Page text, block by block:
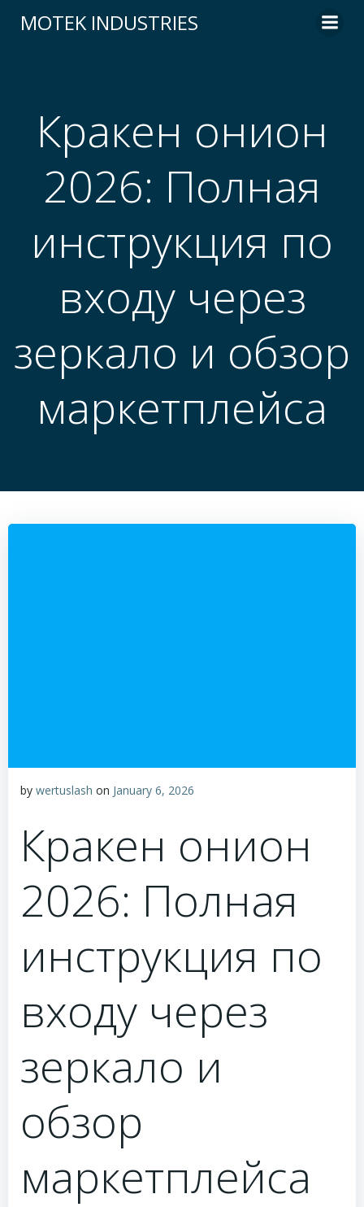
to
MOTEK INDUSTRIES
Кракен онион
2026: Полная
инструкция по
входу через
зеркало и обзор
маркетплейса
by wertuslash on January 6, 2026
Кракен онион
2026: Полная
инструкция по
входу через
зеркало и
обзор
маркетплейса